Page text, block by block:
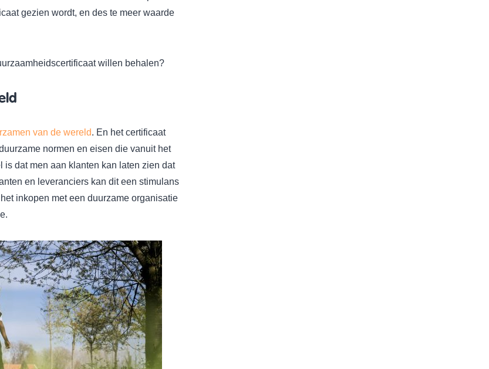
gezien wordt, en des te meer waarde
willen behalen?
van de wereld. En het certificaat
normen en eisen die vanuit het
dat men aan klanten kan laten zien dat
en leveranciers kan dit een stimulans
inkopen met een duurzame organisatie